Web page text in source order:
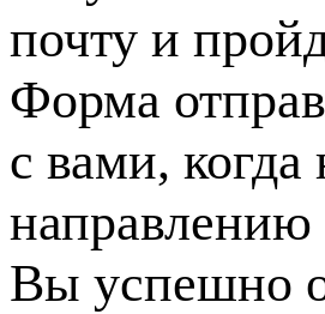
почту и
Форма
с вами,
направлению
Вы успешно